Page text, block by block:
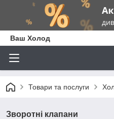
Ваш Холод
Товари та послуги
Зворотні клапани